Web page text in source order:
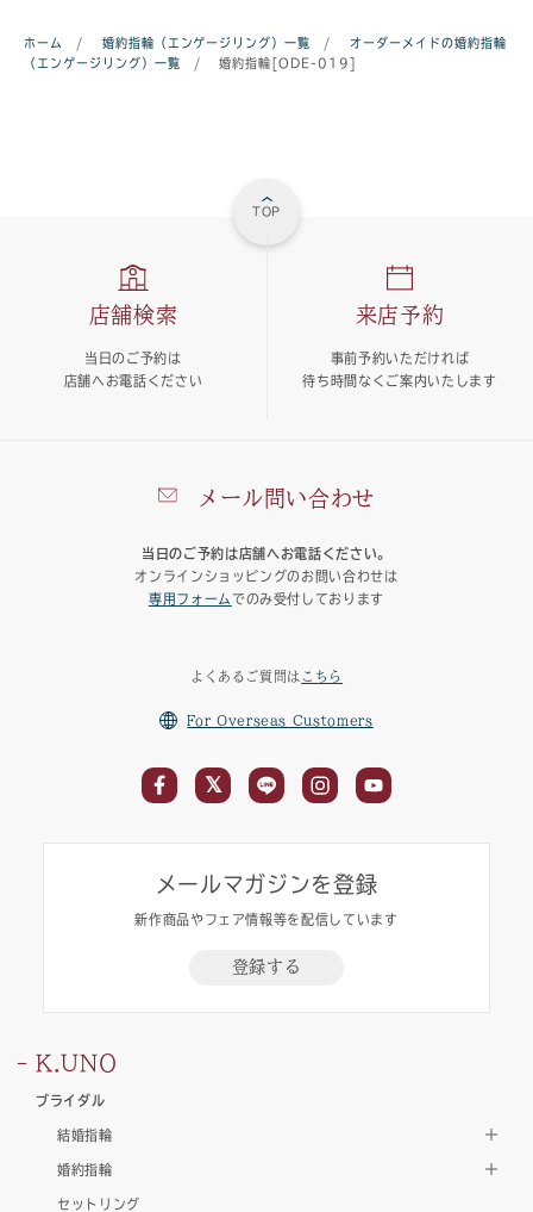
ホーム / 婚約指輪（エンゲージリング）一覧 /
オーダーメイドの婚約指輪
（エンゲージリング）一覧
/ 婚約指輪[ODE-019]
TOP
メール問い合わせ
当日のご予約は店舗へお電話ください。
オンラインショッピングのお問い合わせは
専用フォーム でのみ受付しております
店舗検索
当日のご予約は
店舗へお電話ください
来店予約
事前予約いただければ
待ち時間なくご案内いたします
よくあるご質問は こちら
For Overseas Customers
メールマガジンを登録
新作商品やフェア情報等を配信しています
登録する
K.UNO
ブライダル
結婚指輪
婚約指輪
セットリング